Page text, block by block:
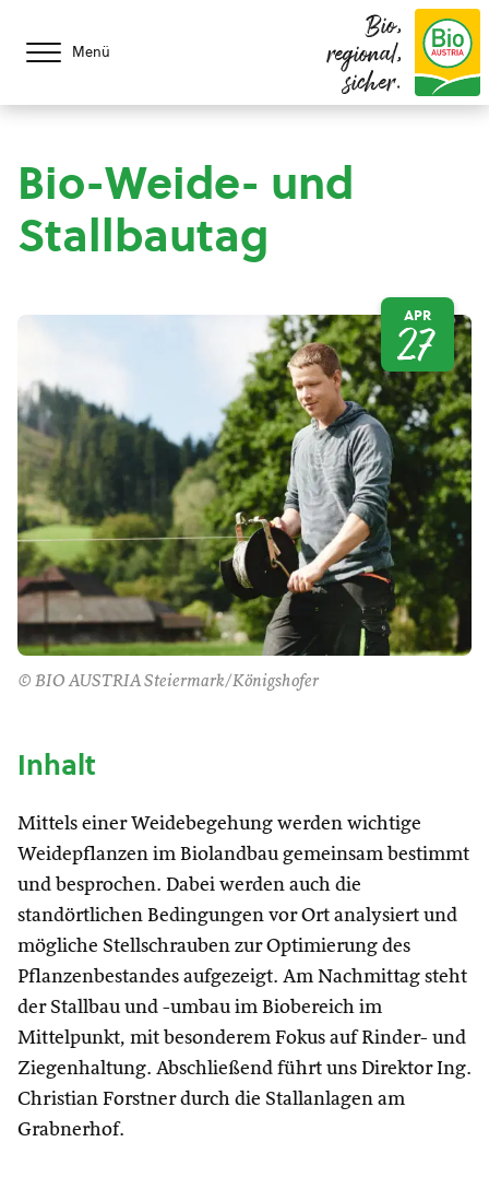
Menü
Bio,
regional,
sicher.
Bio-Weide- und
Stallbautag
© BIO AUSTRIA Steiermark/Königshofer
APR
27
Inhalt
Mittels einer Weidebegehung werden wichtige
Weidepflanzen im Biolandbau gemeinsam bestimmt
und besprochen. Dabei werden auch die
standörtlichen Bedingungen vor Ort analysiert und
mögliche Stellschrauben zur Optimierung des
Pflanzenbestandes aufgezeigt. Am Nachmittag steht
der Stallbau und -umbau im Biobereich im
Mittelpunkt, mit besonderem Fokus auf Rinder- und
Ziegenhaltung. Abschließend führt uns Direktor Ing.
Christian Forstner durch die Stallanlagen am
Grabnerhof.